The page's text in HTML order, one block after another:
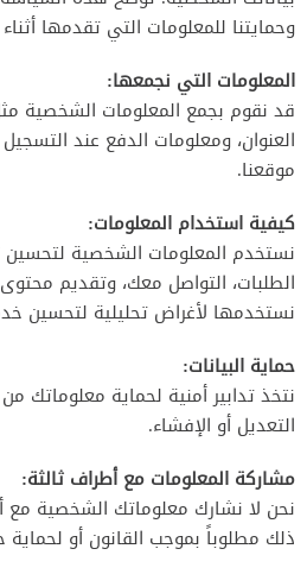
وحمايتنا للمعلومات التي تقدمها
المعلومات التي نجمعها:
قد نقوم بجمع المعلومات الشخصية مثل
العنوان، ومعلومات الدفع عند
موقعنا.
كيفية استخدام المعلومات:
نستخدم المعلومات الشخصية لتحسين
الطلبات، التواصل معك، وتقديم
نستخدمها لأغراض تحليلية لتحسين
حماية البيانات:
نتخذ تدابير أمنية لحماية معلوماتك
التعديل أو الإفشاء.
مشاركة المعلومات مع أطراف ثالثة:
نحن لا نشارك معلوماتك الشخصية مع
ذلك مطلوباً بموجب القانون أو لحماية